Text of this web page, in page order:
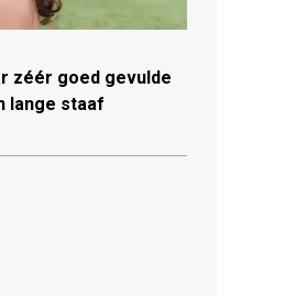
zéér goed gevulde
lange staaf